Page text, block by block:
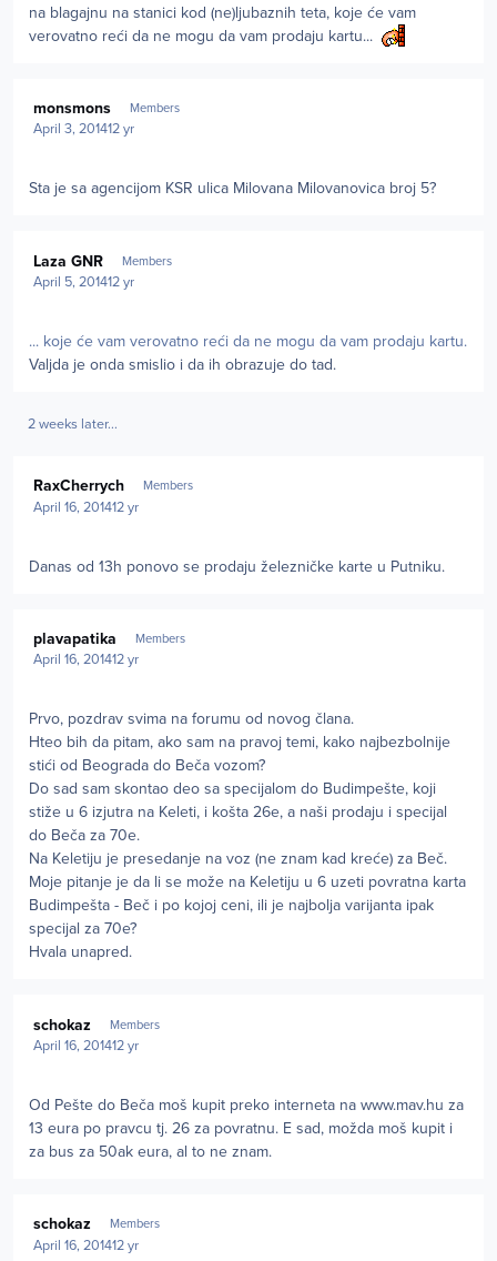
na blagajnu na stanici kod (ne)ljubaznih teta, koje će vam
verovatno reći da ne mogu da vam prodaju kartu...
monsmons Members
April 3, 201412 yr
Sta je sa agencijom KSR ulica Milovana Milovanovica broj 5?
Laza GNR Members
April 5, 201412 yr
... koje će vam verovatno reći da ne mogu da vam prodaju kartu.
Valjda je onda smislio i da ih obrazuje do tad.
2 weeks later...
RaxCherrych Members
April 16, 201412 yr
Danas od 13h ponovo se prodaju železničke karte u Putniku.
plavapatika Members
April 16, 201412 yr
Prvo, pozdrav svima na forumu od novog člana.
Hteo bih da pitam, ako sam na pravoj temi, kako najbezbolnije
stići od Beograda do Beča vozom?
Do sad sam skontao deo sa specijalom do Budimpešte, koji
stiže u 6 izjutra na Keleti, i košta 26e, a naši prodaju i specijal
do Beča za 70e.
Na Keletiju je presedanje na voz (ne znam kad kreće) za Beč.
Moje pitanje je da li se može na Keletiju u 6 uzeti povratna karta
Budimpešta - Beč i po kojoj ceni, ili je najbolja varijanta ipak
specijal za 70e?
Hvala unapred.
schokaz Members
April 16, 201412 yr
Od Pešte do Beča moš kupit preko interneta na www.mav.hu za
13 eura po pravcu tj. 26 za povratnu. E sad, možda moš kupit i
za bus za 50ak eura, al to ne znam.
schokaz Members
April 16, 201412 yr